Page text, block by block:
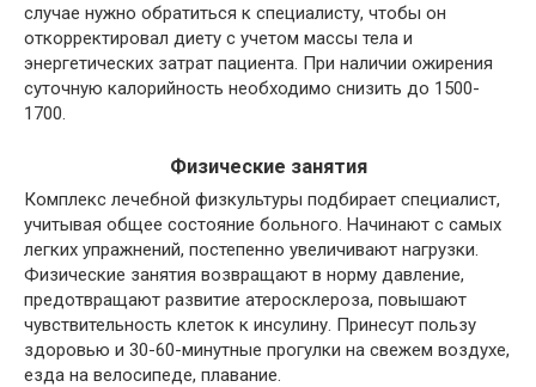
случае нужно обратиться к специалисту, чтобы он
откорректировал диету с учетом массы тела и
энергетических затрат пациента. При наличии ожирения
суточную калорийность необходимо снизить до 1500-
1700.
Физические занятия
Комплекс лечебной физкультуры подбирает специалист,
учитывая общее состояние больного. Начинают с самых
легких упражнений, постепенно увеличивают нагрузки.
Физические занятия возвращают в норму давление,
предотвращают развитие атеросклероза, повышают
чувствительность клеток к инсулину. Принесут пользу
здоровью и 30-60-минутные прогулки на свежем воздухе,
езда на велосипеде, плавание.